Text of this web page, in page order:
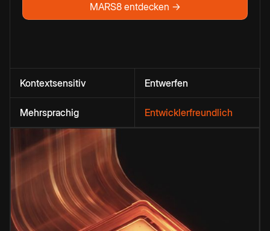
MARS8 entdecken →
Kontextsensitiv Entwerfen
Mehrsprachig Entwicklerfreundlich